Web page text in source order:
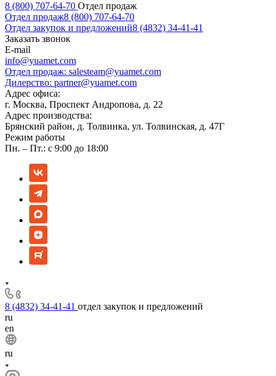
8 (800) 707-64-70 Отдел продаж
Отдел продаж8 (800) 707-64-70
Отдел закупок и предложений8 (4832) 34-41-41
Заказать звонок
E-mail
info@yuamet.com
Отдел продаж: salesteam@yuamet.com
Дилерство: partner@yuamet.com
Адрес офиса:
г. Москва, Проспект Андропова, д. 22
Адрес производства:
Брянский район, д. Толвинка, ул. Толвинская, д. 47Г
Режим работы
Пн. – Пт.: с 9:00 до 18:00
8 (4832) 34-41-41 отдел закупок и предложений
ru
en
ru